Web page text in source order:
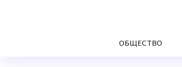
ОБЩЕСТВО